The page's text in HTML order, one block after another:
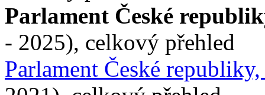
Parlament České
- 2025), celkový přehled
Parlament České